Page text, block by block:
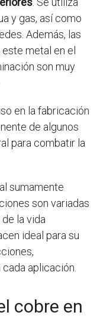
y gas, así como
Además, las
metal en el
son muy
en la fabricación
de algunos
para combatir la
sumamente
son variadas
la vida
ideal para su
aplicación.
cobre en